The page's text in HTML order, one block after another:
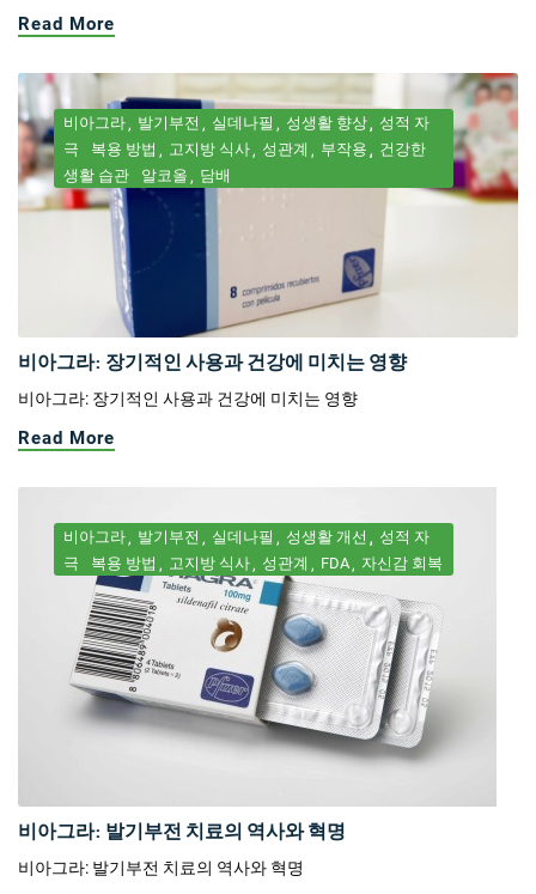
Read More
비아그라 발기부전 실데나필 성생활 향상
성적 자
극
복용 방법 고지방 식사 성관계 부작용
건강한
생활 습관
알코올 담배
비아그라: 장기적인 사용과 건강에 미치는 영향
비아그라: 장기적인 사용과 건강에 미치는 영향
Read More
비아그라 발기부전 실데나필 성생활 개선
성적 자
극
복용 방법 고지방 식사 성관계 FDA 자신감 회복
비아그라: 발기부전 치료의 역사와 혁명
비아그라: 발기부전 치료의 역사와 혁명